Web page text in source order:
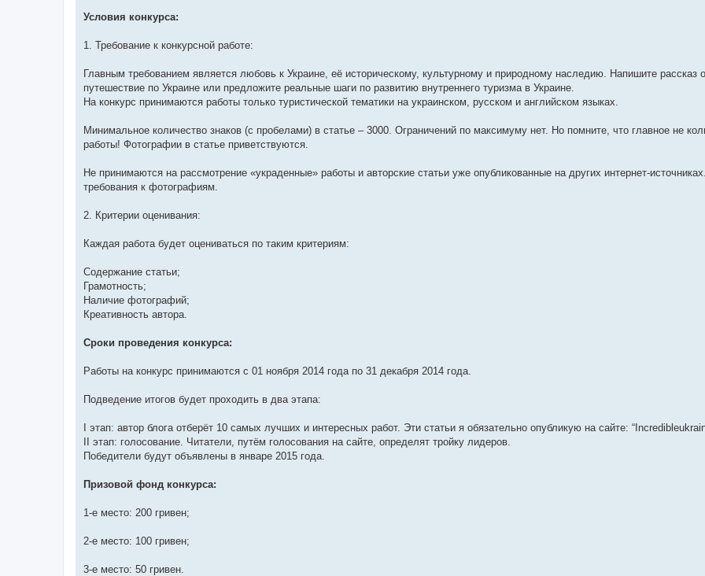
Условия конкурса:
1. Требование к конкурсной работе:
Главным требованием является любовь к Украине, её историческому, культурному и природному наследию. Напишите рассказ
путешествие по Украине или предложите реальные шаги по развитию внутреннего туризма в Украине.
На конкурс принимаются работы только туристической тематики на украинском, русском и английском языках.
Минимальное количество знаков (с пробелами) в статье – 3000. Ограничений по максимуму нет. Но помните, что главное не
работы! Фотографии в статье приветствуются.
Не принимаются на рассмотрение «украденные» работы и авторские статьи уже опубликованные на других интернет-
требования к фотографиям.
2. Критерии оценивания:
Каждая работа будет оцениваться по таким критериям:
Содержание статьи;
Грамотность;
Наличие фотографий;
Креативность автора.
Сроки проведения конкурса:
Работы на конкурс принимаются с 01 ноября 2014 года по 31 декабря 2014 года.
Подведение итогов будет проходить в два этапа:
I этап: автор блога отберёт 10 самых лучших и интересных работ. Эти статьи я обязательно опубликую на сайте:
II этап: голосование. Читатели, путём голосования на сайте, определят тройку лидеров.
Победители будут объявлены в январе 2015 года.
Призовой фонд конкурса:
1-е место: 200 гривен;
2-е место: 100 гривен;
3-е место: 50 гривен.